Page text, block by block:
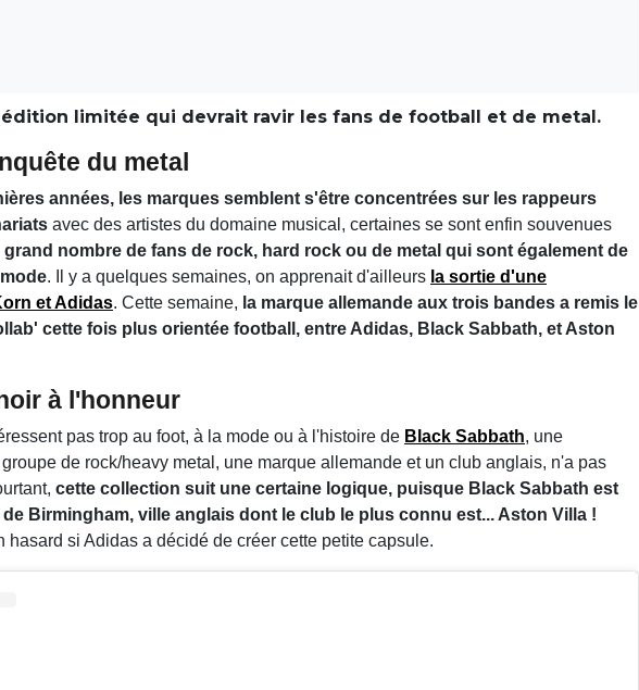
limitée qui devrait ravir les fans de football et de metal.
du metal
années, les marques semblent s'être concentrées sur les rappeurs
avec des artistes du domaine musical, certaines se sont enfin souvenues
nombre de fans de rock, hard rock ou de metal qui sont également de
. Il y a quelques semaines, on apprenait d'ailleurs la sortie d'une
et Adidas. Cette semaine, la marque allemande aux trois bandes a remis le
cette fois plus orientée football, entre Adidas, Black Sabbath, et Aston
à l'honneur
pas trop au foot, à la mode ou à l'histoire de Black Sabbath, une
de rock/heavy metal, une marque allemande et un club anglais, n'a pas
cette collection suit une certaine logique, puisque Black Sabbath est
Birmingham, ville anglais dont le club le plus connu est... Aston Villa !
hasard si Adidas a décidé de créer cette petite capsule.